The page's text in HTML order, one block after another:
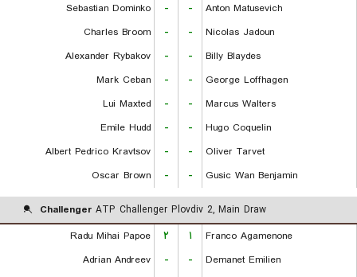
Sebastian Dominko
- -
Anton Matusevich
Charles Broom
- -
Nicolas Jadoun
Alexander Rybakov
- -
Billy Blaydes
Mark Ceban
- -
George Loffhagen
Lui Maxted
- -
Marcus Walters
Emile Hudd
- -
Hugo Coquelin
Albert Pedrico Kravtsov
- -
Oliver Tarvet
Oscar Brown
- - Gusic Wan Benjamin
Challenger ATP Challenger Plovdiv 2, Main Draw
Radu Mihai Papoe
۲ ۱
Franco Agamenone
Adrian Andreev
- -
Demanet Emilien